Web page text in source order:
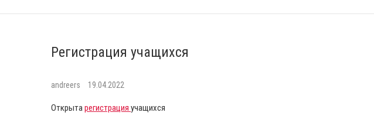
Регистрация учащихся
andreers 19.04.2022
Открытарегистрация учащихся